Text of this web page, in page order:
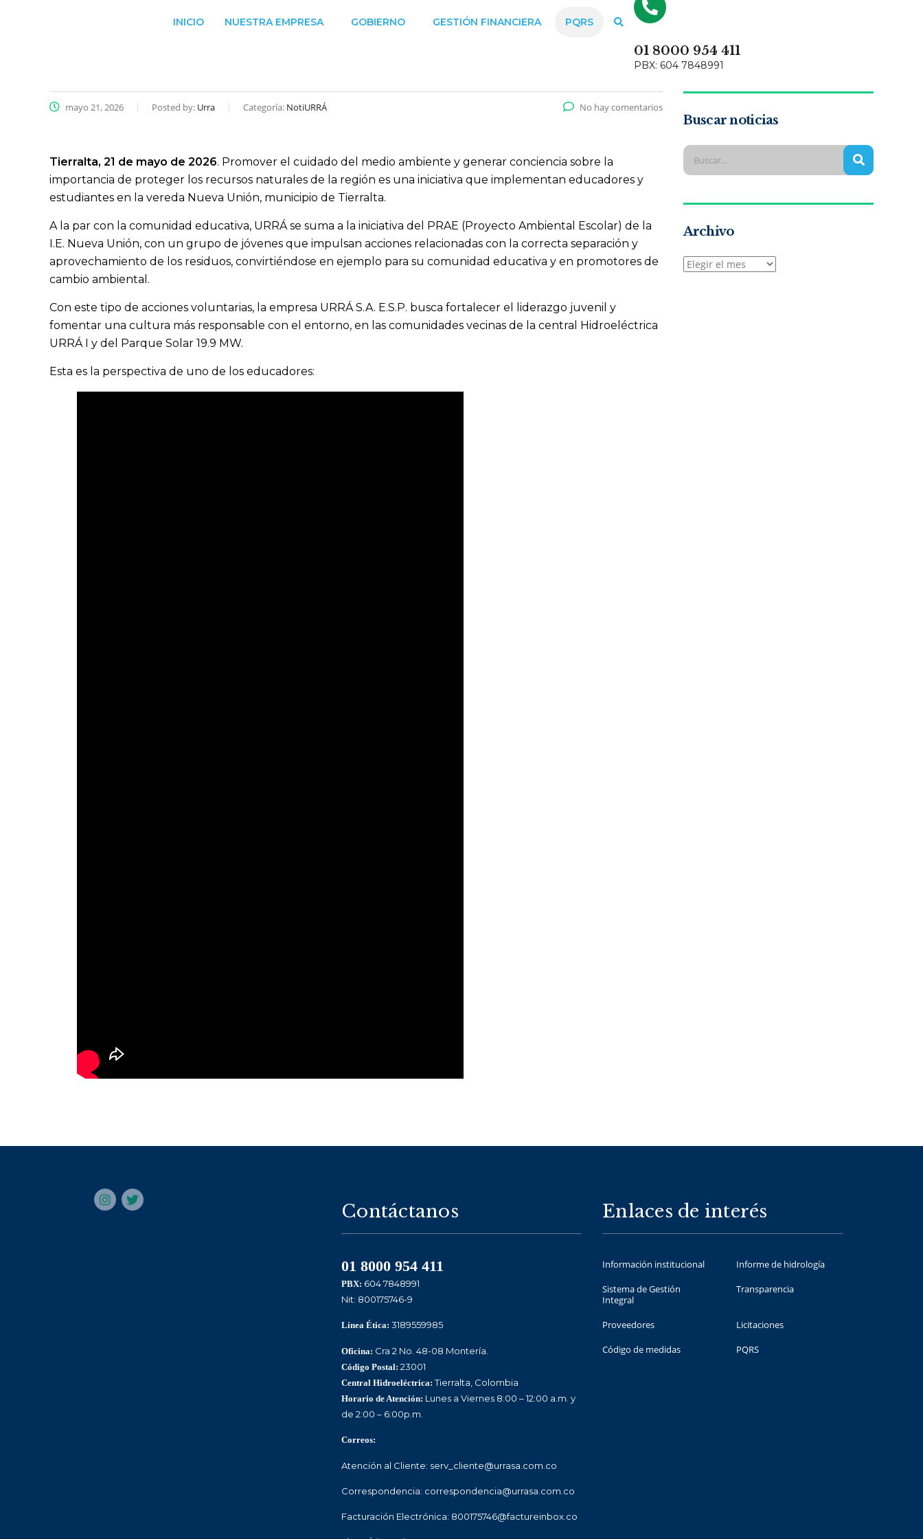
INICIO NUESTRA EMPRESA GOBIERNO GESTIÓN FINANCIERA PQRS
01 8000 954 411
PBX: 604 7848991
mayo 21, 2026 Posted by: Urra Categoría: NotiURRÁ No hay comentarios
Tierralta, 21 de mayo de 2026. Promover el cuidado del medio ambiente y generar conciencia sobre la
importancia de proteger los recursos naturales de la región es una iniciativa que implementan educadores y
estudiantes en la vereda Nueva Unión, municipio de Tierralta.
A la par con la comunidad educativa, URRÁ se suma a la iniciativa del PRAE (Proyecto Ambiental Escolar) de la
I.E. Nueva Unión, con un grupo de jóvenes que impulsan acciones relacionadas con la correcta separación y
aprovechamiento de los residuos, convirtiéndose en ejemplo para su comunidad educativa y en promotores de
cambio ambiental.
Con este tipo de acciones voluntarias, la empresa URRÁ S.A. E.S.P. busca fortalecer el liderazgo juvenil y
fomentar una cultura más responsable con el entorno, en las comunidades vecinas de la central Hidroeléctrica
URRÁ I y del Parque Solar 19.9 MW.
Esta es la perspectiva de uno de los educadores:
Buscar noticias
Archivo
Contáctanos
01 8000 954 411
PBX: 604 7848991
Nit: 800175746-9
Línea Ética: 3189559985
Oficina: Cra 2 No. 48-08 Montería.
Código Postal: 23001
Central Hidroeléctrica: Tierralta, Colombia
Horario de Atención: Lunes a Viernes 8:00 – 12:00 a.m. y
de 2:00 – 6:00p.m.
Correos:
Atención al Cliente: serv_cliente@urrasa.com.co
Correspondencia: correspondencia@urrasa.com.co
Facturación Electrónica: 800175746@factureinbox.co
Enlaces de interés
Información institucional
Informe de hidrología
Sistema de Gestión
Integral
Transparencia
Proveedores
Licitaciones
Código de medidas
PQRS